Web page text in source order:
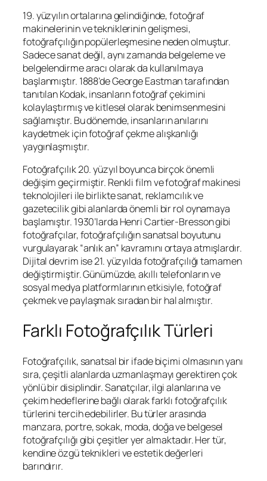
19. yüzyılın ortalarına gelindiğinde, fotoğraf
makinelerinin ve tekniklerinin gelişmesi,
fotoğrafçılığın popülerleşmesine neden olmuştur.
Sadece sanat değil, aynı zamanda belgeleme ve
belgelendirme aracı olarak da kullanılmaya
başlanmıştır. 1888’de George Eastman tarafından
tanıtılan Kodak, insanların fotoğraf çekimini
kolaylaştırmış ve kitlesel olarak benimsenmesini
sağlamıştır. Bu dönemde, insanların anılarını
kaydetmek için fotoğraf çekme alışkanlığı
yaygınlaşmıştır.
Fotoğrafçılık 20. yüzyıl boyunca birçok önemli
değişim geçirmiştir. Renkli film ve fotoğraf makinesi
teknolojileri ile birlikte sanat, reklamcılık ve
gazetecilik gibi alanlarda önemli bir rol oynamaya
başlamıştır. 1930’larda Henri Cartier-Bresson gibi
fotoğrafçılar, fotoğrafçılığın sanatsal boyutunu
vurgulayarak “anlık an” kavramını ortaya atmışlardır.
Dijital devrim ise 21. yüzyılda fotoğrafçılığı tamamen
değiştirmiştir. Günümüzde, akıllı telefonların ve
sosyal medya platformlarının etkisiyle, fotoğraf
çekmek ve paylaşmak sıradan bir hal almıştır.
Farklı Fotoğrafçılık Türleri
Fotoğrafçılık, sanatsal bir ifade biçimi olmasının yanı
sıra, çeşitli alanlarda uzmanlaşmayı gerektiren çok
yönlü bir disiplindir. Sanatçılar, ilgi alanlarına ve
çekim hedeflerine bağlı olarak farklı fotoğrafçılık
türlerini tercih edebilirler. Bu türler arasında
manzara, portre, sokak, moda, doğa ve belgesel
fotoğrafçılığı gibi çeşitler yer almaktadır. Her tür,
kendine özgü teknikleri ve estetik değerleri
barındırır.